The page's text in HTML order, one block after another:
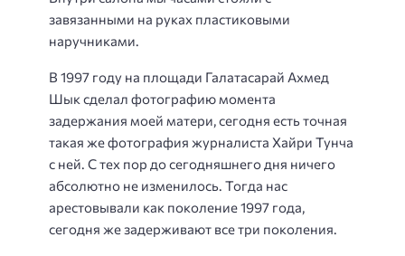
завязанными на руках пластиковыми
наручниками.
В 1997 году на площади Галатасарай Ахмед
Шык сделал фотографию момента
задержания моей матери, сегодня есть точная
такая же фотография журналиста Хайри Тунча
с ней. С тех пор до сегодняшнего дня ничего
абсолютно не изменилось. Тогда нас
арестовывали как поколение 1997 года,
сегодня же задерживают все три поколения.